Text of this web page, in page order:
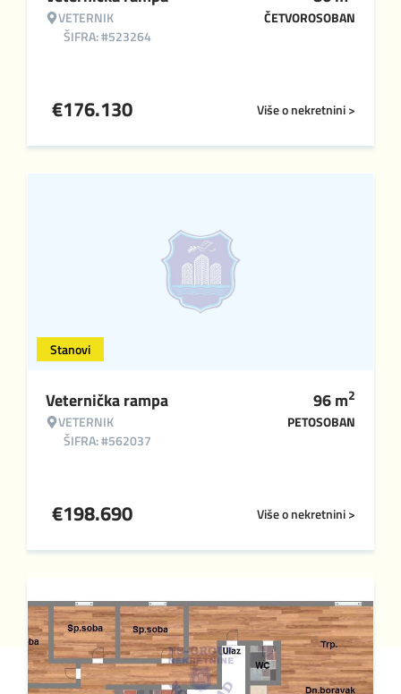
VETERNIK
ŠIFRA: #523264
ČETVOROSOBAN
Više o nekretnini >
€176.130
Stanovi
Veternička rampa
VETERNIK
ŠIFRA: #562037
96m2
PETOSOBAN
Više o nekretnini >
€198.690